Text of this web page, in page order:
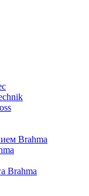
Brahma
Brahma